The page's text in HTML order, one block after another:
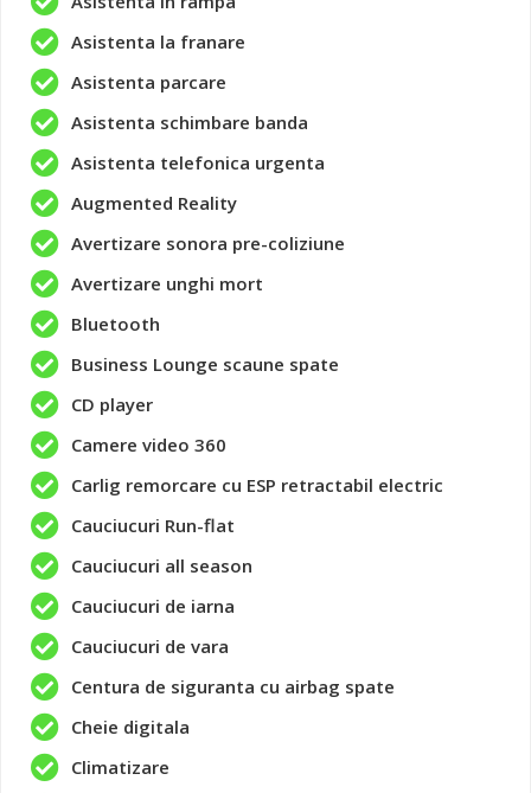
Asistenta la franare
Asistenta parcare
Asistenta schimbare banda
Asistenta telefonica urgenta
Augmented Reality
Avertizare sonora pre-coliziune
Avertizare unghi mort
Bluetooth
Business Lounge scaune spate
CD player
Camere video 360
Carlig remorcare cu ESP retractabil electric
Cauciucuri Run-flat
Cauciucuri all season
Cauciucuri de iarna
Cauciucuri de vara
Centura de siguranta cu airbag spate
Cheie digitala
Climatizare